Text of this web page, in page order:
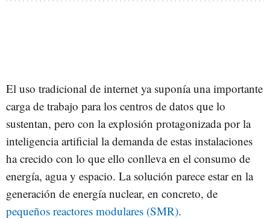
El uso tradicional de internet ya suponía una importante
carga de trabajo para los centros de datos que lo
sustentan, pero con la explosión protagonizada por la
inteligencia artificial la demanda de estas instalaciones
ha crecido con lo que ello conlleva en el consumo de
energía, agua y espacio. La solución parece estar en la
generación de energía nuclear, en concreto, de
pequeños reactores modulares (SMR).